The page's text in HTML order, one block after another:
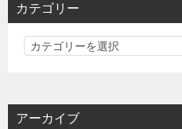
カテゴリー
カ
リ
アーカイブ